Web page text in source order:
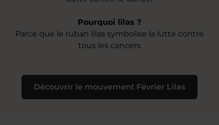
Pourquoi lilas ?
Parce que le ruban lilas symbolise la lutte contre
tous les cancers
Découvrir le mouvement Février Lilas